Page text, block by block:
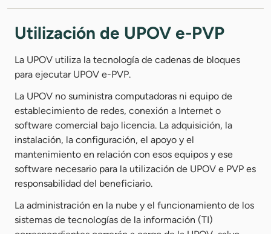
Utilización de UPOV e-PVP
La UPOV utiliza la tecnología de cadenas de bloques
para ejecutar UPOV e-PVP.
La UPOV no suministra computadoras ni equipo de
establecimiento de redes, conexión a Internet o
software comercial bajo licencia. La adquisición, la
instalación, la configuración, el apoyo y el
mantenimiento en relación con esos equipos y ese
software necesario para la utilización de UPOV e PVP es
responsabilidad del beneficiario.
La administración en la nube y el funcionamiento de los
sistemas de tecnologías de la información (TI)